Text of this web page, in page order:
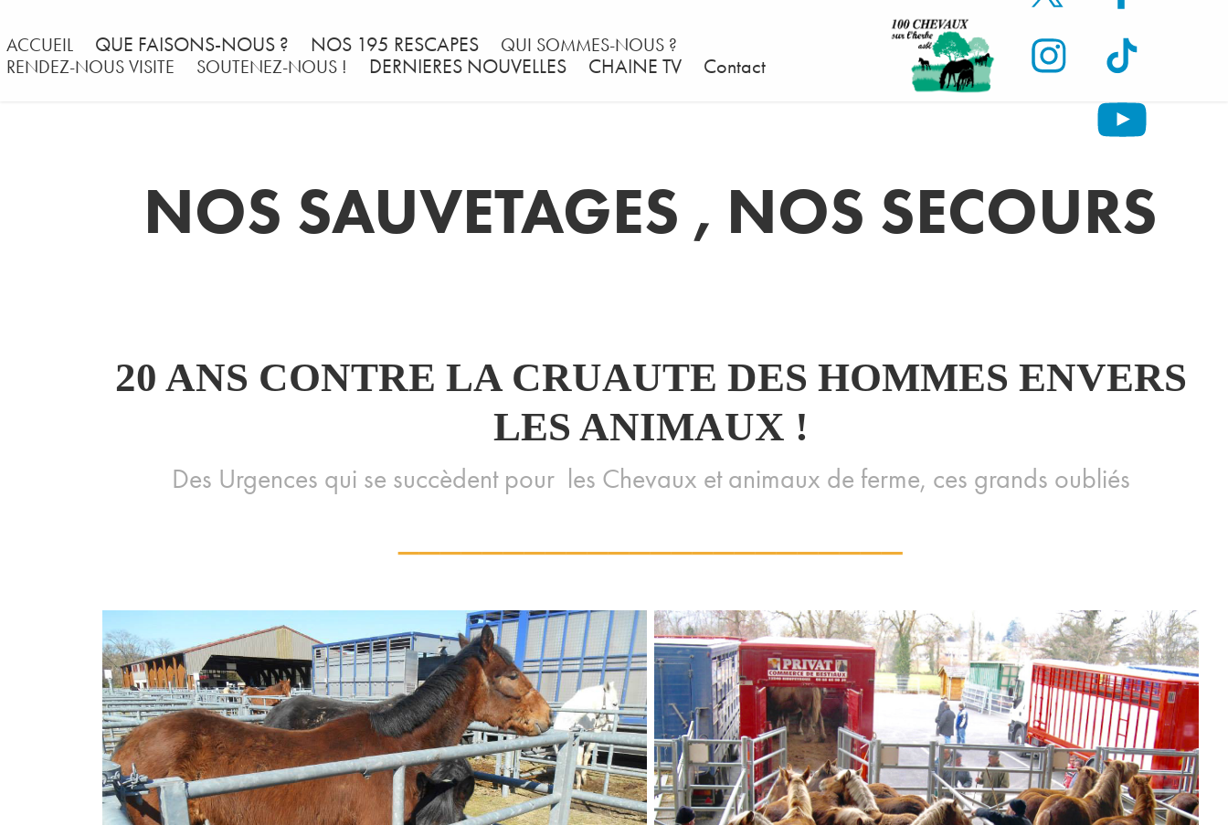
ACCUEIL QUE FAISONS-NOUS ? NOS 195 RESCAPES
QUI SOMMES-NOUS ?
RENDEZ-NOUS VISITE
SOUTENEZ-NOUS ! DERNIERES NOUVELLES CHAINE TV Contact
NOS SAUVETAGES , NOS SECOURS
20 ANS CONTRE LA CRUAUTE DES HOMMES ENVERS
LES ANIMAUX !
Des Urgences qui se succèdent pour les Chevaux et animaux de ferme, ces grands oubliés